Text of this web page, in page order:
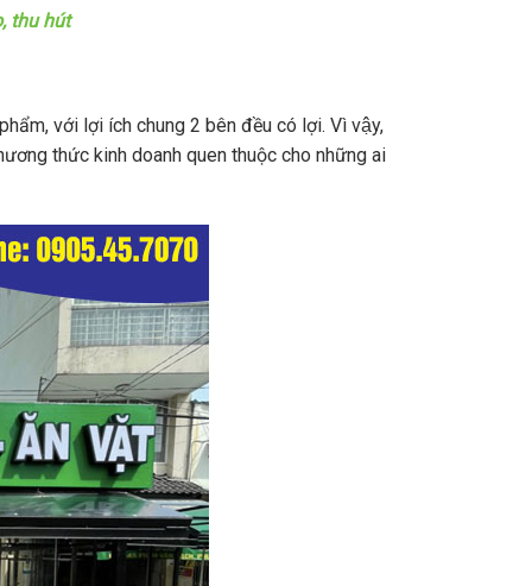
thu hút
với lợi ích chung 2 bên đều có lợi. Vì vậy,
thức kinh doanh quen thuộc cho những ai